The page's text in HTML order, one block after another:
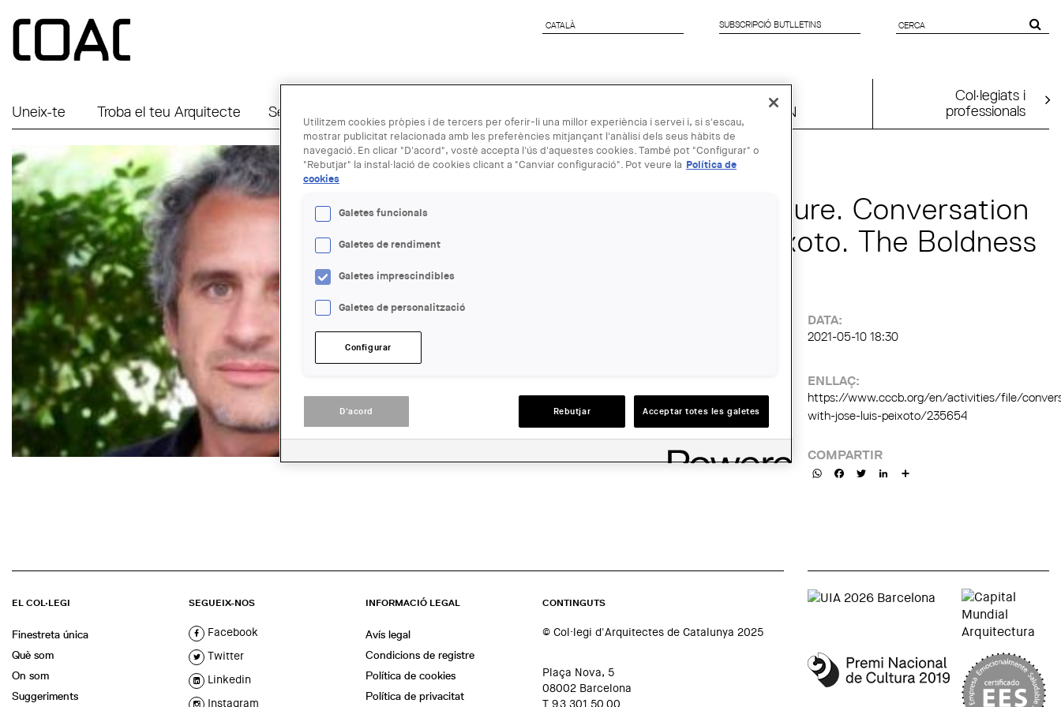
CATALÀ
CATALÀ SUBSCRIPCIÓ BUTLLETINS
DE CERCA
Uneix-te Troba el teu Arquitecte Serveis a Empreses UIA2026BCN
Col·legiats i
professionals
10 MAI
Opening up the future. Conversation
with José Luis Peixoto. The Boldness
Barcelona
ACCIONS
DATA:
2021-05-10 18:30
ENLLAÇ:
https://www.cccb.org/en/activities/file/
with-jose-luis-peixoto/235654
COMPARTIR
WhatsAppFacebookTwitterLinkedIn
EL COL·LEGI
Finestreta única
Què som
On som
Suggeriments
SEGUEIX-NOS
Facebook
Twitter
Linkedin
Instagram
INFORMACIÓ LEGAL
Avís legal
Condicions de registre
Política de cookies
Política de privacitat
CONTINGUTS
© Col·legi d'Arquitectes de Catalunya 2025
Plaça Nova, 5
08002 Barcelona
T 93 301 50 00
Utilitzem cookies pròpies i de tercers per oferir-li una millor experiència i servei i, si s'escau,
mostrar publicitat relacionada amb les preferències mitjançant l'anàlisi dels seus hàbits de
navegació. En clicar "D'acord", vostè accepta l'ús d'aquestes cookies. També pot "Configurar" o
"Rebutjar" la instal·lació de cookies clicant a "Canviar configuració". Pot veure la Política de
cookies
Galetes funcionals
Galetes de rendiment
Galetes imprescindibles
Galetes de personalització
Configurar
D'acord Rebutjar Acceptar totes les galetes